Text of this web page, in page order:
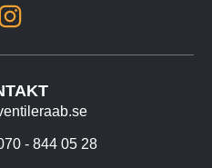
- 844 05 28